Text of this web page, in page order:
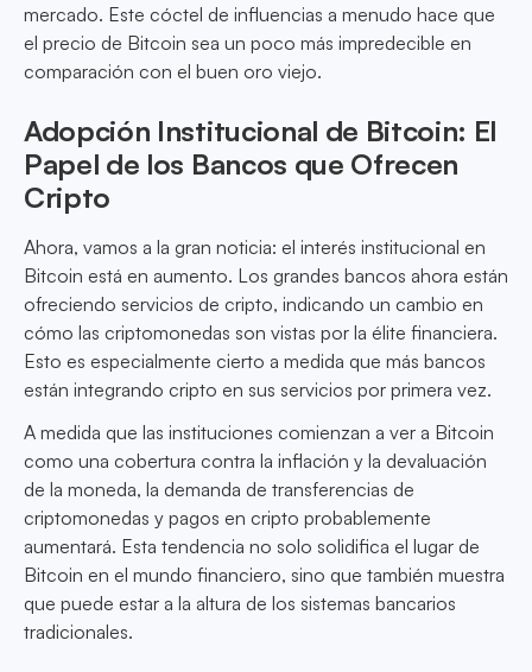
mercado. Este cóctel de influencias a menudo hace que
el precio de Bitcoin sea un poco más impredecible en
comparación con el buen oro viejo.
Adopción Institucional de Bitcoin: El
Papel de los Bancos que Ofrecen
Cripto
Ahora, vamos a la gran noticia: el interés institucional en
Bitcoin está en aumento. Los grandes bancos ahora están
ofreciendo servicios de cripto, indicando un cambio en
cómo las criptomonedas son vistas por la élite financiera.
Esto es especialmente cierto a medida que más bancos
están integrando cripto en sus servicios por primera vez.
A medida que las instituciones comienzan a ver a Bitcoin
como una cobertura contra la inflación y la devaluación
de la moneda, la demanda de transferencias de
criptomonedas y pagos en cripto probablemente
aumentará. Esta tendencia no solo solidifica el lugar de
Bitcoin en el mundo financiero, sino que también muestra
que puede estar a la altura de los sistemas bancarios
tradicionales.